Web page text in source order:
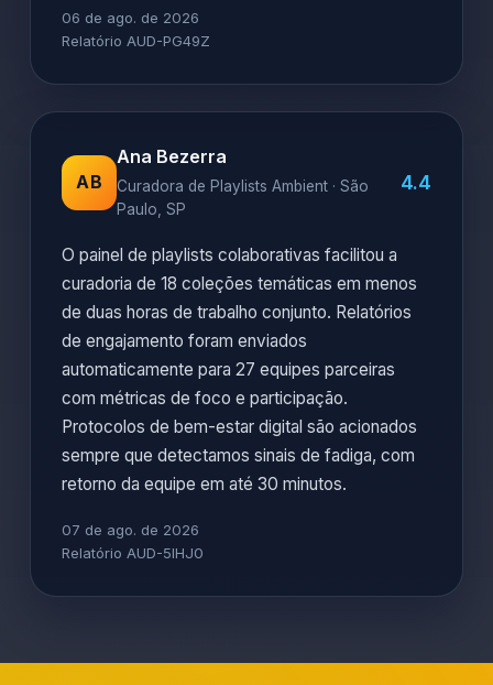
06 de ago. de 2026
Relatório AUD-PG49Z
AB
Ana Bezerra
Curadora de Playlists Ambient · São
Paulo, SP
4.4
O painel de playlists colaborativas facilitou a
curadoria de 18 coleções temáticas em menos
de duas horas de trabalho conjunto. Relatórios
de engajamento foram enviados
automaticamente para 27 equipes parceiras
com métricas de foco e participação.
Protocolos de bem-estar digital são acionados
sempre que detectamos sinais de fadiga, com
retorno da equipe em até 30 minutos.
07 de ago. de 2026
Relatório AUD-5IHJ0